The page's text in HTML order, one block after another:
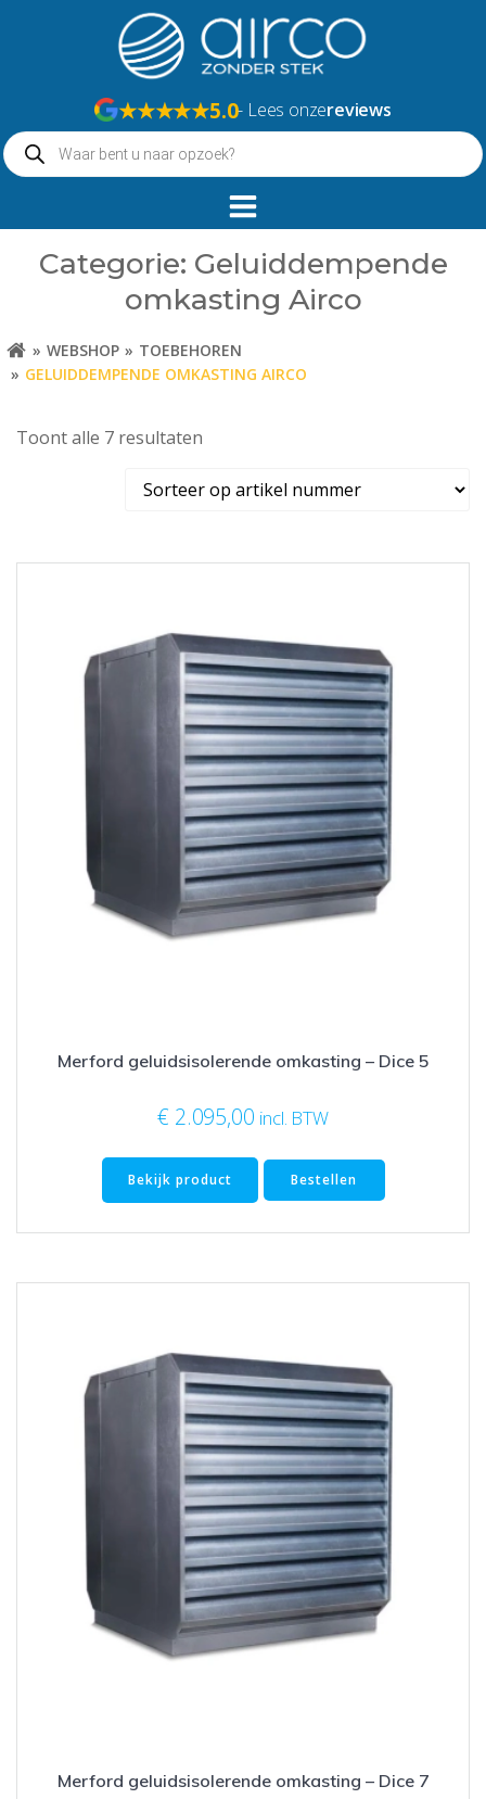
Naar
inhoud
★★★★★5.0- Lees onzereviews
Producten
zoeken
Categorie: Geluiddempende
omkasting Airco
WEBSHOP
TOEBEHOREN
GELUIDDEMPENDE OMKASTING AIRCO
Toont alle 7 resultaten
Merford geluidsisolerende omkasting – Dice 5
€ 2.095,00 incl. BTW
Bekijk product Bestellen
Merford geluidsisolerende omkasting – Dice 7